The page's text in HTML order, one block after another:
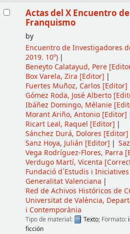
Actas del X Encuentro
Franquismo
by
Encuentro de Investigadores
2019. 10º)
Beneyto Calatayud, Pere
Box Varela, Zira [Editor]
Fuertes Muñoz, Carlos [Editor]
Gómez Roda, José Alberto
Ibáñez Domingo, Mélanie
Morant Ariño, Antonio[Editor]
Ricart Leal, Raquel [Editor]
Sánchez Durá, Dolores [Editor]
Sanz Hoya, Julián [Editor]
Vega Rodríguez-Flores, Parra
Verdugo Martí, Vicenta
Fundació d´Estudis i
Generalitat Valenciana
Red de Achivos Históricos de
Universitat de València,
i Contemporània
Tipo de material: Texto; Formato:
ficción